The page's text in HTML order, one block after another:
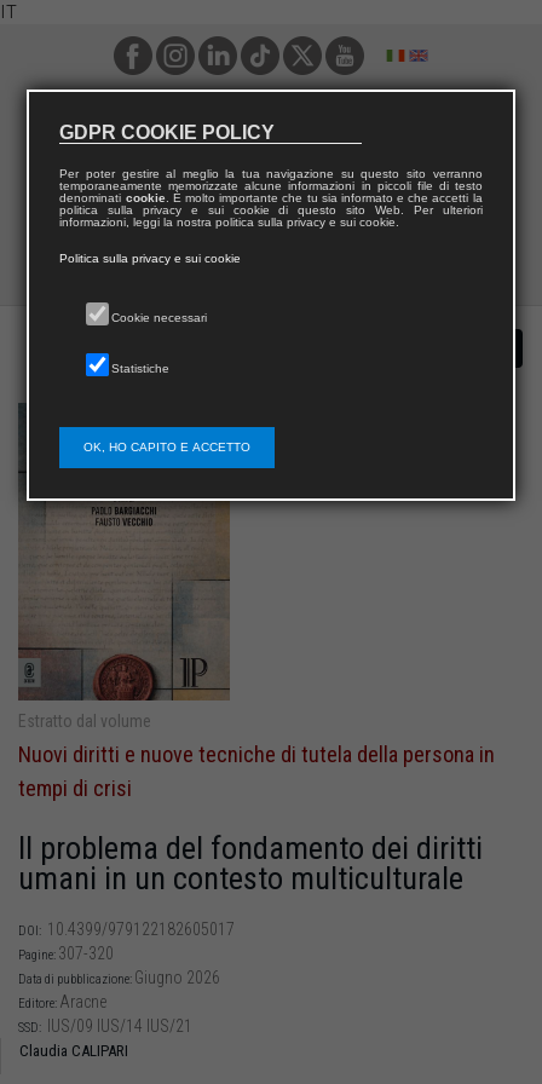
IT
Estratto dal volume
Nuovi diritti e nuove tecniche di tutela della persona in
tempi di crisi
Il problema del fondamento dei diritti
umani in un contesto multiculturale
DOI: 10.4399/979122182605017
Pagine: 307-320
Data di pubblicazione: Giugno 2026
Editore: Aracne
SSD: IUS/09 IUS/14 IUS/21
Claudia CALIPARI
GDPR COOKIE POLICY
Per poter gestire al meglio la tua navigazione su questo sito verranno
temporaneamente memorizzate alcune informazioni in piccoli file di testo
denominati cookie. È molto importante che tu sia informato e che accetti la
politica sulla privacy e sui cookie di questo sito Web. Per ulteriori
informazioni, leggi la nostra politica sulla privacy e sui cookie.
Politica sulla privacy e sui cookie
Cookie necessari
Statistiche
OK, HO CAPITO E ACCETTO